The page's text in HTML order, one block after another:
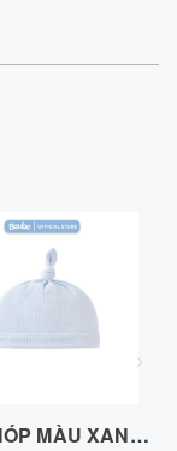
NÓN CHÓP MÀU XANH BIỂN, VẢI COTTON AIR N020726BLUE